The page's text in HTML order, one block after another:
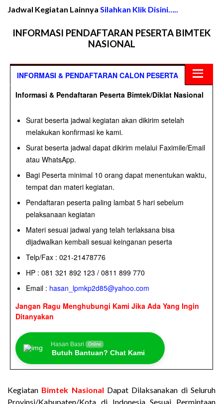
Jadwal Kegiatan Lainnya Silahkan Klik Disini…..
INFORMASI PENDAFTARAN PESERTA BIMTEK
NASIONAL
INFORMASI & PENDAFTARAN CALON PESERTA
Informasi & Pendaftaran Peserta Bimtek/Diklat Nasional
Surat beserta jadwal kegiatan akan dikirim setelah
melakukan konfirmasi ke kami.
Surat beserta jadwal dapat dikirim melalui Faximile/Email
atau WhatsApp.
Bagi Peserta minimal 10 orang dapat menentukan waktu,
tempat dan materi kegiatan.
Pendaftaran peserta paling lambat 5 hari sebelum
pelaksanaan kegiatan
Materi sesuai jadwal yang telah terlaksana bisa
dijadwalkan kembali sesuai keinganan peserta
Telp/Fax : 021-21478776
HP : 081 321 892 123 / 0811 899 770
Email : hasan_lpmkp2d85@yahoo.com
Jangan Ragu Menghubungi Kami Jika Ada Yang Ingin
Ditanyakan
Hasan Basri Online
Butuh Bantuan? Chat Kami
Kegiatan Bimtek Nasional Dapat Dilaksanakan di Seluruh
Provinsi/Kabupaten/Kota di Indonesia Sesuai Permintaan